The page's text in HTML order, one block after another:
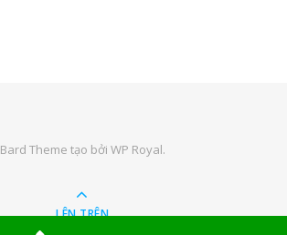
Bard Theme tạo bởi WP Royal.
LÊN TRÊN